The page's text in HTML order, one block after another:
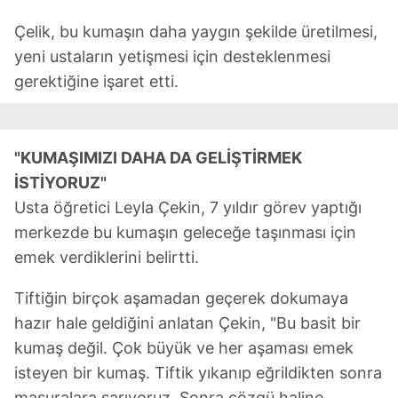
Çerezlere ilişkin tercihlerinizi aşağıda yer alan panel
vasıtasıyla belirleyebilirsiniz. Çerezlere ilişkin detaylı bilgi
6698 sayılı Kişisel Verilerin Korunması Kanunu uyarınca
hazırlanmış Aydınlatma Metnimizi okumak ve sitemizde
ilgili mevzuata uygun olarak kullanılan çerezlerle ilgili bilgi
almak için lütfentıklayınız .
Çelik, bu kumaşın daha yaygın şekilde üretilmesi,
yeni ustaların yetişmesi için desteklenmesi
gerektiğine işaret etti.
"KUMAŞIMIZI DAHA DA GELİŞTİRMEK
İSTİYORUZ"
Usta öğretici Leyla Çekin, 7 yıldır görev yaptığı
merkezde bu kumaşın geleceğe taşınması için
emek verdiklerini belirtti.
Tiftiğin birçok aşamadan geçerek dokumaya
hazır hale geldiğini anlatan Çekin, "Bu basit bir
kumaş değil. Çok büyük ve her aşaması emek
isteyen bir kumaş. Tiftik yıkanıp eğrildikten sonra